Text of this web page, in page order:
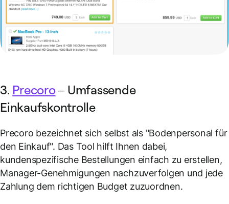
3. Precoro– Umfassende
Einkaufskontrolle
Precoro bezeichnet sich selbst als "Bodenpersonal für
den Einkauf". Das Tool hilft Ihnen dabei,
kundenspezifische Bestellungen einfach zu erstellen,
Manager-Genehmigungen nachzuverfolgen und jede
Zahlung dem richtigen Budget zuzuordnen.